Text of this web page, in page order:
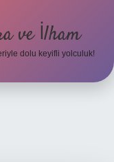
ve İlham
dolu keyifli yolculuk!